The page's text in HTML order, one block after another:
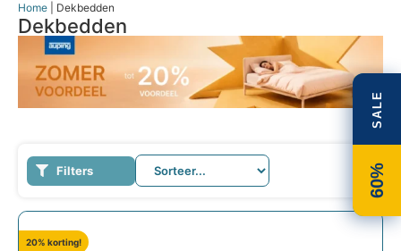
SALE
60%
Home Dekbedden
Dekbedden
Filters
20% korting!